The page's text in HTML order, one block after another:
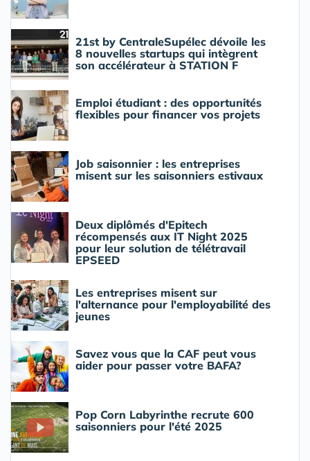
21st by CentraleSupélec dévoile les
8 nouvelles startups qui intègrent
son accélérateur à STATION F
Emploi étudiant : des opportunités
flexibles pour financer vos projets
Job saisonnier : les entreprises
misent sur les saisonniers estivaux
Deux diplômés d'Epitech
récompensés aux IT Night 2025
pour leur solution de télétravail
EPSEED
Les entreprises misent sur
l'alternance pour l'employabilité des
jeunes
Savez vous que la CAF peut vous
aider pour passer votre BAFA?
Pop Corn Labyrinthe recrute 600
saisonniers pour l'été 2025